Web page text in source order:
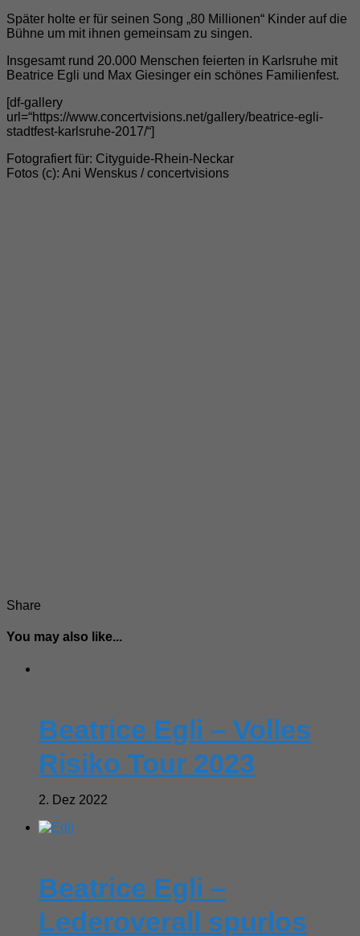
Später holte er für seinen Song „80 Millionen“ Kinder auf die
Bühne um mit ihnen gemeinsam zu singen.
Insgesamt rund 20.000 Menschen feierten in Karlsruhe mit
Beatrice Egli und Max Giesinger ein schönes Familienfest.
[df-gallery
url=“https://www.concertvisions.net/gallery/beatrice-egli-
stadtfest-karlsruhe-2017/“]
Fotografiert für: Cityguide-Rhein-Neckar
Fotos (c): Ani Wenskus / concertvisions
Share
You may also like...
Beatrice Egli – Volles
Risiko Tour 2023
2. Dez 2022
Beatrice Egli –
Lederoverall spurlos